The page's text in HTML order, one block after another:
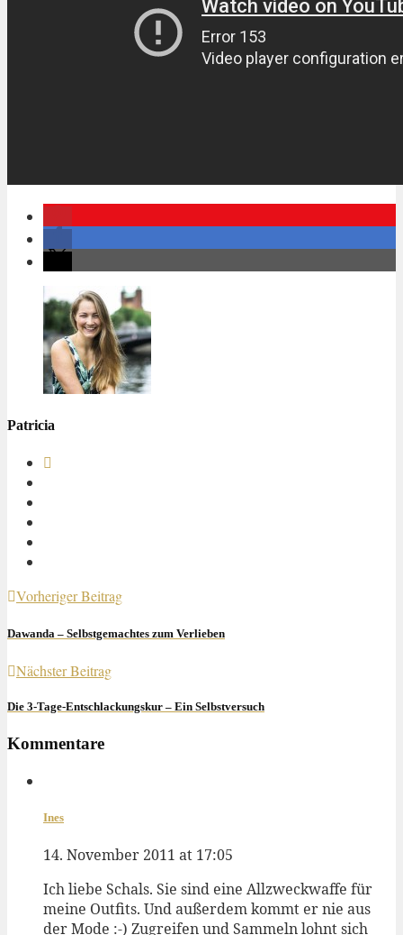
Patricia
Vorheriger Beitrag
Dawanda – Selbstgemachtes zum Verlieben
Nächster Beitrag
Die 3-Tage-Entschlackungskur – Ein Selbstversuch
Kommentare
Ines
14. November 2011 at 17:05
Ich liebe Schals. Sie sind eine Allzweckwaffe für
meine Outfits. Und außerdem kommt er nie aus
der Mode :-) Zugreifen und Sammeln lohnt sich